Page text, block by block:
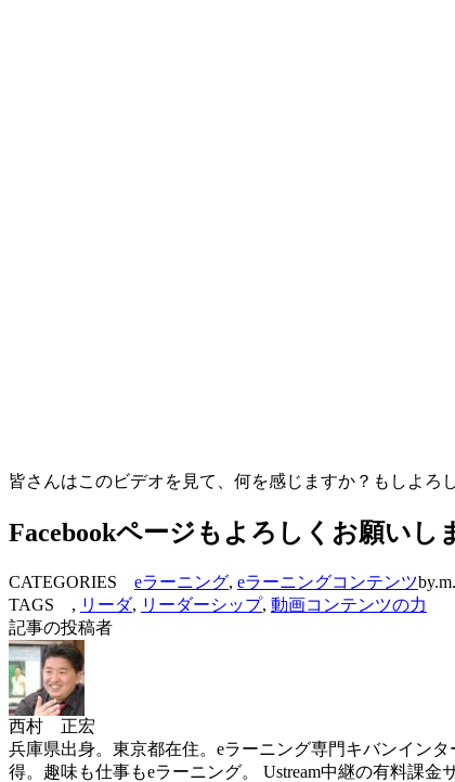
皆さんはこのビデオを見て、何を感じますか？もしよろ
Facebookページもよろしくお願いし
CATEGORIES eラーニング, eラーニングコンテンツ
TAGS , リーダ, リーダーシップ, 動画コンテンツの力
記事の投稿者
西村 正宏
兵庫県出身。東京都在住。eラーニング専門キバンイン
得。趣味も仕事もeラーニング。 Ustream中継の有料課金